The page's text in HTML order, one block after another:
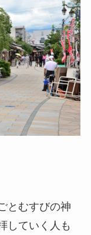
とむすびの神
していく人も